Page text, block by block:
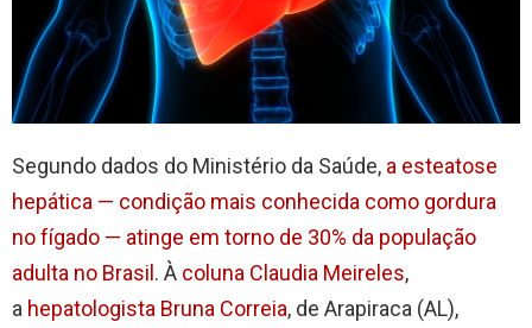
Segundo dados do Ministério da Saúde, a esteatose
hepática — condição mais conhecida como gordura
no fígado — atinge em torno de 30% da população
adulta no Brasil . À coluna Claudia Meireles,
a hepatologista Bruna Correia, de Arapiraca (AL),